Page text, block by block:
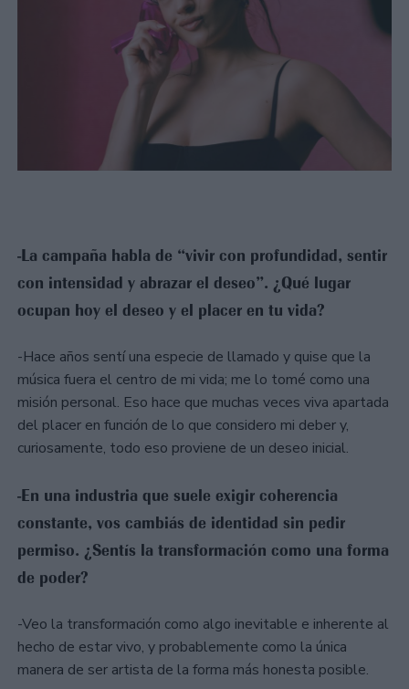
-La campaña habla de “vivir con profundidad, sentir
con intensidad y abrazar el deseo”. ¿Qué lugar
ocupan hoy el deseo y el placer en tu vida?
-Hace años sentí una especie de llamado y quise que la
música fuera el centro de mi vida; me lo tomé como una
misión personal. Eso hace que muchas veces viva apartada
del placer en función de lo que considero mi deber y,
curiosamente, todo eso proviene de un deseo inicial.
-En una industria que suele exigir coherencia
constante, vos cambiás de identidad sin pedir
permiso. ¿Sentís la transformación como una forma
de poder?
-Veo la transformación como algo inevitable e inherente al
hecho de estar vivo, y probablemente como la única
manera de ser artista de la forma más honesta posible.